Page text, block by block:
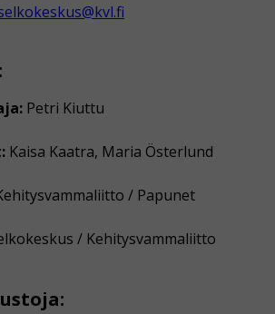
Petri Kiuttu
Kaisa Kaatra, Maria Österlund
/ Papunet
/ Kehitysvammaliitto